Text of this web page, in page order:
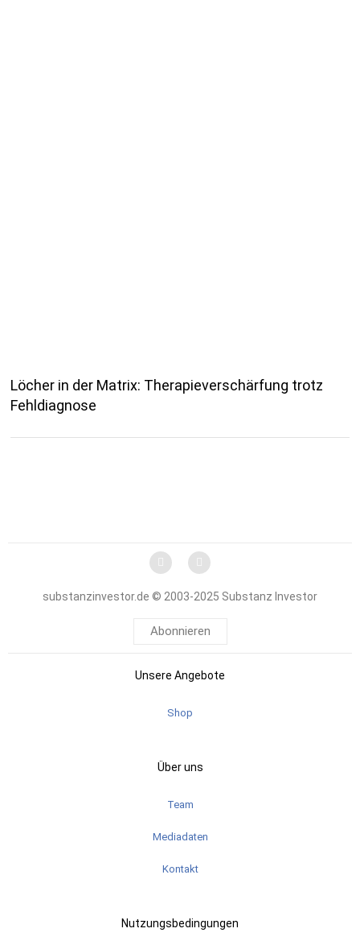
Löcher in der Matrix: Therapieverschärfung trotz
Fehldiagnose
substanzinvestor.de © 2003-2025 Substanz Investor
Abonnieren
Unsere Angebote
Shop
Über uns
Team
Mediadaten
Kontakt
Nutzungsbedingungen